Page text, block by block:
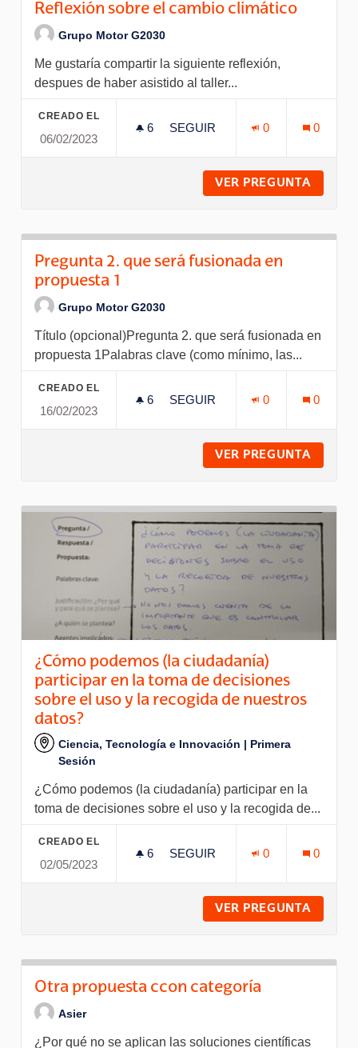
Reflexión sobre el cambio climático
Grupo Motor G2030
Me gustaría compartir la siguiente reflexión,
despues de haber asistido al taller...
CREADO EL
06/02/2023
6 6 SEGUIDORAS
SEGUIR
0 0
VER PREGUNTA
Pregunta 2. que será fusionada en
propuesta 1
Grupo Motor G2030
Título (opcional)Pregunta 2. que será fusionada en
propuesta 1Palabras clave (como mínimo, las...
CREADO EL
16/02/2023
6 6 SEGUIDORAS
SEGUIR
0 0
VER PREGUNTA
¿Cómo podemos (la ciudadanía)
participar en la toma de decisiones
sobre el uso y la recogida de nuestros
datos?
Ciencia, Tecnología e Innovación | Primera
Sesión
¿Cómo podemos (la ciudadanía) participar en la
toma de decisiones sobre el uso y la recogida de...
CREADO EL
02/05/2023
6 6 SEGUIDORAS
SEGUIR
0 0
VER PREGUNTA
Otra propuesta ccon categoría
Asier
¿Por qué no se aplican las soluciones científicas